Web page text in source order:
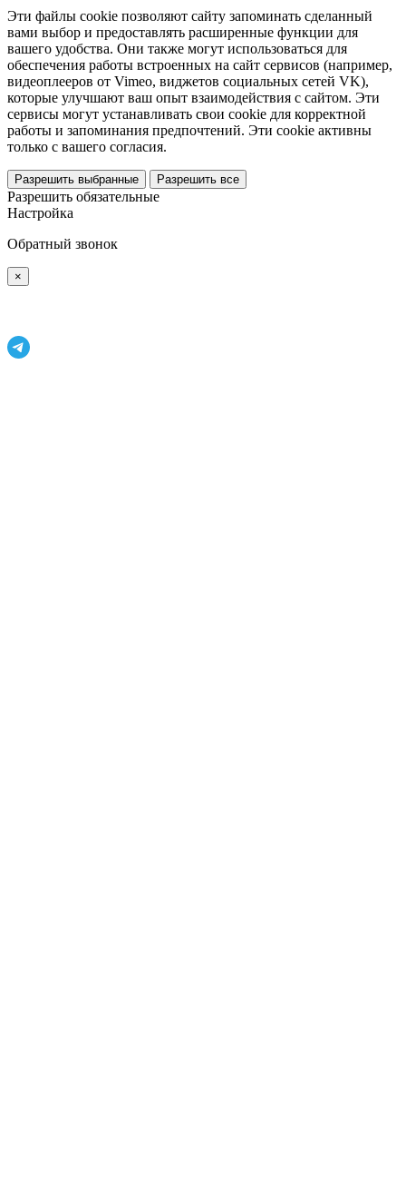
Эти файлы cookie позволяют сайту запоминать сделанный
вами выбор и предоставлять расширенные функции для
вашего удобства. Они также могут использоваться для
обеспечения работы встроенных на сайт сервисов (например,
видеоплееров от Vimeo, виджетов социальных сетей VK),
которые улучшают ваш опыт взаимодействия с сайтом. Эти
сервисы могут устанавливать свои cookie для корректной
работы и запоминания предпочтений. Эти cookie активны
только с вашего согласия.
Разрешить выбранные Разрешить все
Разрешить обязательные
Настройка
Обратный звонок
×